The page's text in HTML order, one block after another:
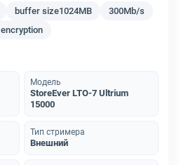
buffer size1024MB
300Mb/s
encryption
Модель
StoreEver LTO-7 Ultrium
15000
Тип стримера
Внешний